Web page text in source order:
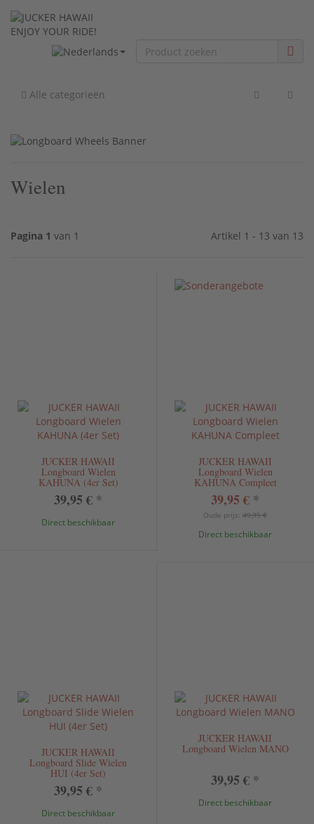
ENJOY YOUR RIDE!
Alle categorieën
Wielen
Pagina 1 van 1 Artikel 1 - 13 van 13
JUCKER HAWAII
Longboard Wielen
KAHUNA (4er Set)
39,95 € *
Direct beschikbaar
JUCKER HAWAII
Longboard Wielen
KAHUNA Compleet
39,95 € *
Oude prijs: 49,95 €
Direct beschikbaar
JUCKER HAWAII
Longboard Slide Wielen
HUI (4er Set)
39,95 € *
Direct beschikbaar
JUCKER HAWAII
Longboard Wielen MANO
39,95 € *
Direct beschikbaar